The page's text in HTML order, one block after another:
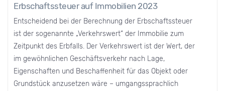
Erbschaftssteuer auf Immobilien 2023
Entscheidend bei der Berechnung der Erbschaftssteuer
ist der sogenannte „Verkehrswert“ der Immobilie zum
Zeitpunkt des Erbfalls. Der Verkehrswert ist der Wert, der
im gewöhnlichen Geschäftsverkehr nach Lage,
Eigenschaften und Beschaffenheit für das Objekt oder
Grundstück anzusetzen wäre – umgangssprachlich